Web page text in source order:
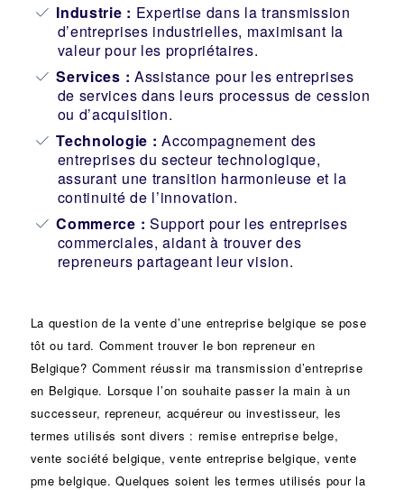
Industrie : Expertise dans la transmission
d’entreprises industrielles, maximisant la
valeur pour les propriétaires.
Services : Assistance pour les entreprises
de services dans leurs processus de cession
ou d’acquisition.
Technologie : Accompagnement des
entreprises du secteur technologique,
assurant une transition harmonieuse et la
continuité de l’innovation.
Commerce : Support pour les entreprises
commerciales, aidant à trouver des
repreneurs partageant leur vision.
La question de la vente d’une entreprise belgique se pose
tôt ou tard. Comment trouver le bon repreneur en
Belgique? Comment réussir ma transmission d’entreprise
en Belgique. Lorsque l’on souhaite passer la main à un
successeur, repreneur, acquéreur ou investisseur, les
termes utilisés sont divers : remise entreprise belge,
vente société belgique, vente entreprise belgique, vente
pme belgique. Quelques soient les termes utilisés pour la